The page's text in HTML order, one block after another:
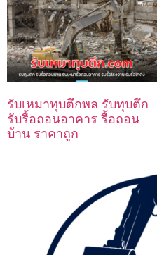
รับเหมาทุบตึกพล รับทุบตึก
รับรื้อถอนอาคาร รื้อถอน
บ้าน ราคาถูก